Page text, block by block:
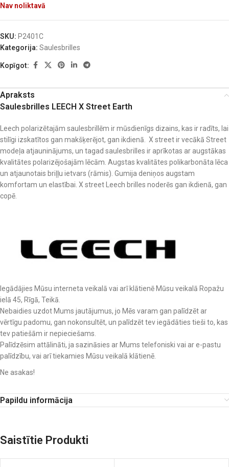
Nav noliktavā
SKU: P2401C
Kategorija: Saulesbrilles
Kopīgot:
Apraksts
Saulesbrilles LEECH X Street Earth
Leech polarizētajām saulesbrillēm ir mūsdienīgs dizains, kas ir radīts, lai
stilīgi izskatītos gan makšķerējot, gan ikdienā. X street ir vecākā Street
modeļa atjauninājums, un tagad saulesbrilles ir aprīkotas ar augstākas
kvalitātes polarizējošajām lēcām. Augstas kvalitātes polikarbonāta lēca
un atjaunotais briļļu ietvars (rāmis). Gumija deniņos augstam
komfortam un elastībai. X street Leech brilles noderēs gan ikdienā, gan
copē.
Iegādājies Mūsu interneta veikalā vai arī klātienē Mūsu veikalā Ropažu
ielā 45, Rīgā, Teikā.
Nebaidies uzdot Mums jautājumus, jo Mēs varam gan palīdzēt ar
vērtīgu padomu, gan nokonsultēt, un palīdzēt tev iegādāties tieši to, kas
tev patiešām ir nepieciešams.
Palīdzēsim attālināti, ja sazināsies ar Mums telefoniski vai ar e-pastu
palīdzību, vai arī tiekamies Mūsu veikalā klātienē.
Ne asakas!
Papildu informācija
Saistītie Produkti